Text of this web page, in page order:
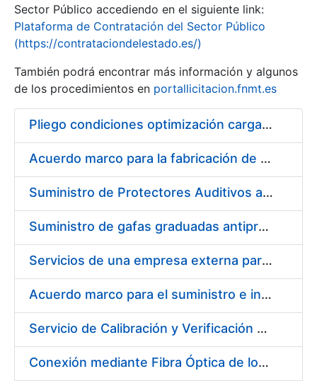
Sector Público accediendo en el siguiente link:
Plataforma de Contratación del Sector Público
(https://contrataciondelestado.es/)
También podrá encontrar más información y algunos
de los procedimientos en portallicitacion.fnmt.es
Pliego condiciones optimización cargas compras firmado
Acuerdo marco para la fabricación de piezas
Suministro de Protectores Auditivos a medida para las personas trabajadoras de los Centros de Trabajo de Madrid y Burgos
Suministro de gafas graduadas antiproyecciones para los trabajadores de la FNMT-RCM en los centros de trabajo de Madrid y Burgos
Servicios de una empresa externa para el asesoramiento y resolución de los recursos de alzada que se presentan relacionados con procesos de selección para la FNMT-RCM
Acuerdo marco para el suministro e instalación de persianas, estores y otros complementos
Servicio de Calibración y Verificación Externa de los Equipos de Medición del Servicio de Prevención de la FNMT-RCM
Conexión mediante Fibra Óptica de los Centros de Proceso de Datos (CPDs) de las sedes de la FNMT-RCM de Burgos y Madrid